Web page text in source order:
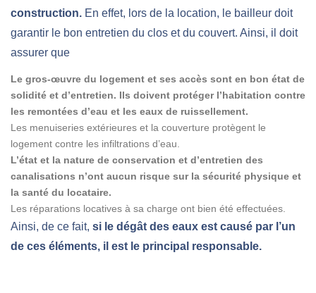
construction. En effet, lors de la location, le bailleur doit
garantir le bon entretien du clos et du couvert. Ainsi, il doit
assurer que
Le gros-œuvre du logement et ses accès sont en bon état de
solidité et d’entretien. Ils doivent protéger l’habitation contre
les remontées d’eau et les eaux de ruissellement.
Les menuiseries extérieures et la couverture protègent le
logement contre les infiltrations d’eau.
L’état et la nature de conservation et d’entretien des
canalisations n’ont aucun risque sur la sécurité physique et
la santé du locataire.
Les réparations locatives à sa charge ont bien été effectuées.
Ainsi, de ce fait, si le dégât des eaux est causé par l’un
de ces éléments, il est le principal responsable.